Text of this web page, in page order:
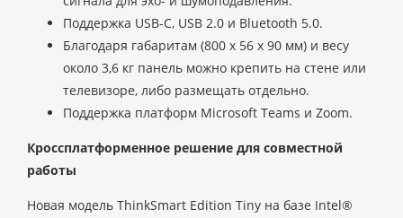
Поддержка USB-C, USB 2.0 и Bluetooth 5.0.
Благодаря габаритам (800 x 56 x 90 мм) и весу
около 3,6 кг панель можно крепить на стене или
телевизоре, либо размещать отдельно.
Поддержка платформ Microsoft Teams и Zoom.
Кроссплатформенное решение для совместной
работы
Новая модель ThinkSmart Edition Tiny на базе Intel®